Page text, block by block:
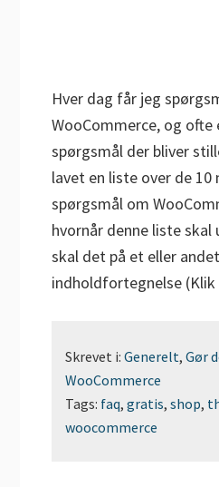
Hver dag får jeg
WooCommerce, og
spørgsmål der bliver
lavet en liste over de
spørgsmål om
hvornår denne liste
skal det på et eller
indholdfortegnelse
Skrevet i:Generelt,Gør
WooCommerce
Tags: faq,gratis,shop,
woocommerce